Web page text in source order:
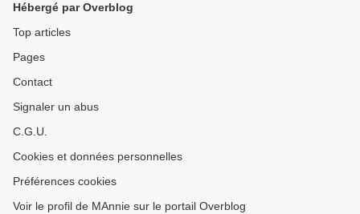
Hébergé par Overblog
Top articles
Pages
Contact
Signaler un abus
C.G.U.
Cookies et données personnelles
Préférences cookies
Voir le profil de MAnnie sur le portail Overblog